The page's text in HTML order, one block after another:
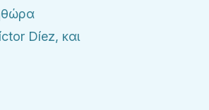
Díez, και